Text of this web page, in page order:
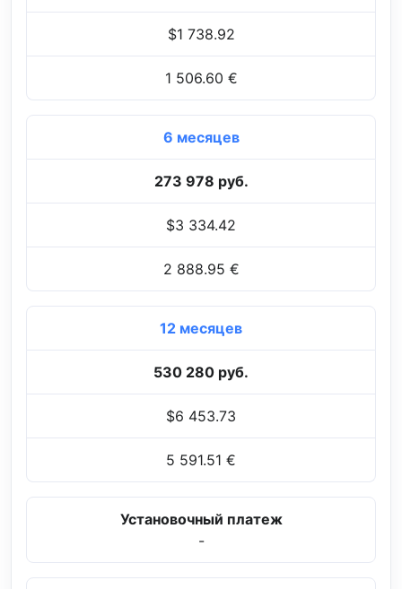
$1 738.92
1 506.60 €
6 месяцев
273 978 руб.
$3 334.42
2 888.95 €
12 месяцев
530 280 руб.
$6 453.73
5 591.51 €
Установочный платеж
-